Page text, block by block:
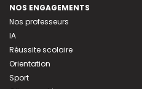
NOS ENGAGEMENTS
Nos professeurs
IA
Réussite scolaire
Orientation
Sport